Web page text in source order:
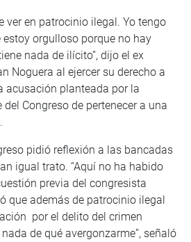
ver en patrocinio ilegal. Yo tengo
orgulloso porque no hay
nada de ilícito”, dijo el ex
Noguera al ejercer su derecho a
acusación planteada por la
Congreso de pertenecer a una
pidió reflexión a las bancadas
igual trato. “Aquí no ha habido
previa del congresista
que además de patrocinio ilegal
por el delito del crimen
de qué avergonzarme”, señaló